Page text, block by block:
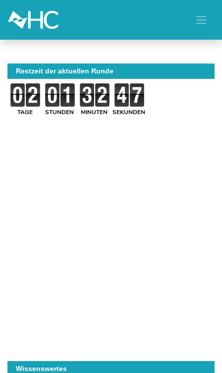
Restzeit der aktuellen Runde
TAGE STUNDEN MINUTEN SEKUNDEN
Wissenswertes